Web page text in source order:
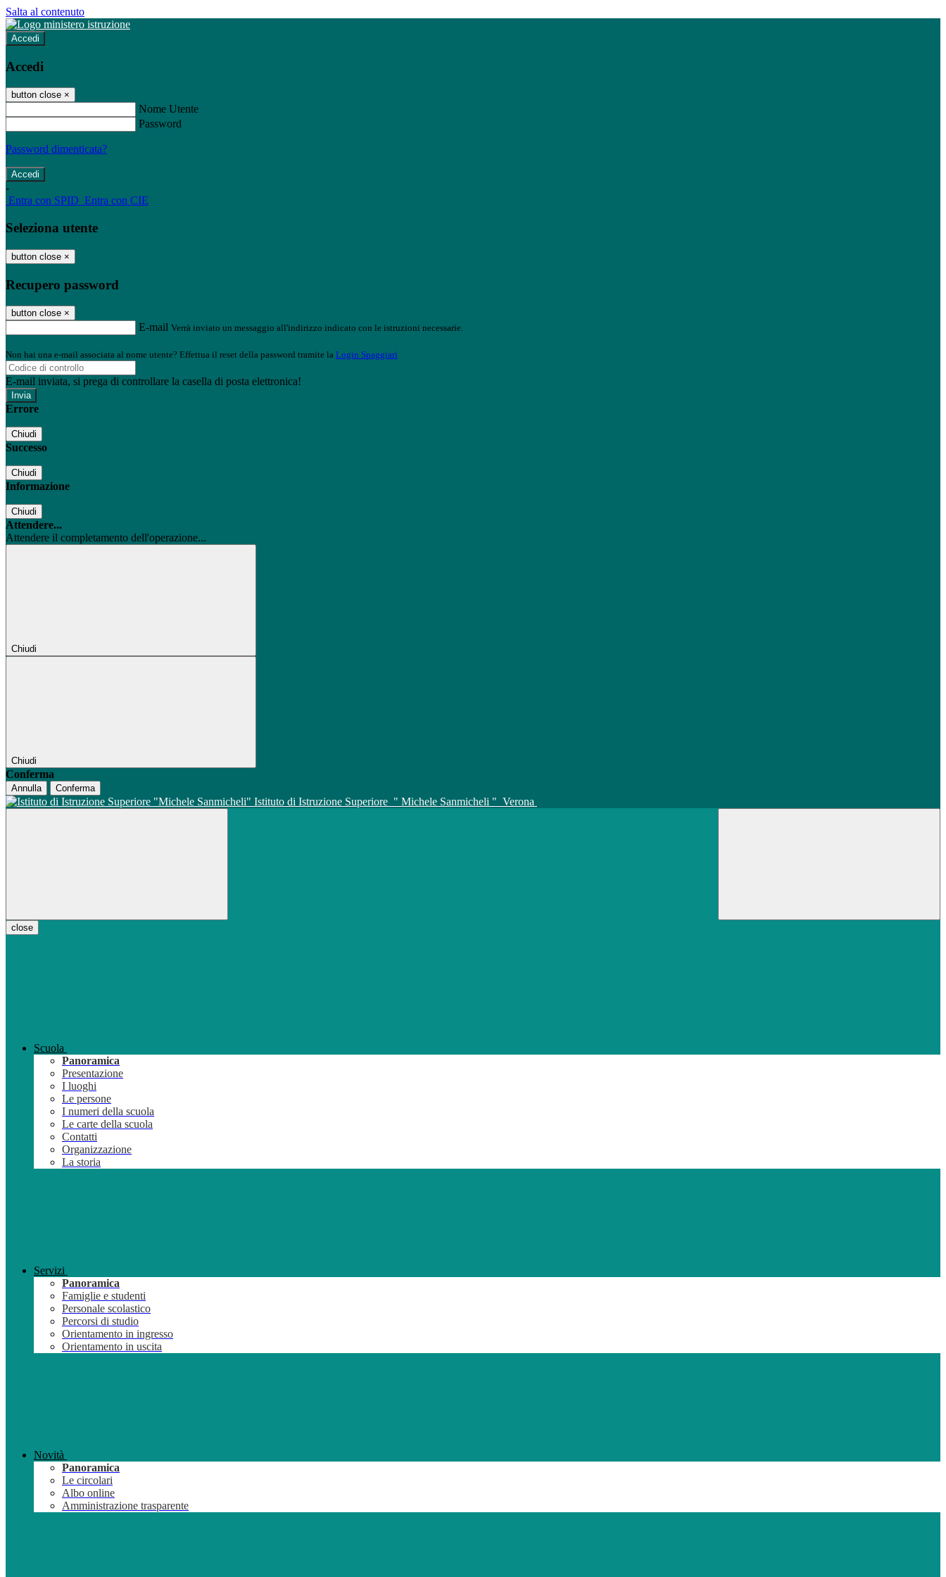
Salta al contenuto
Accedi
Accedi
button close ×
Nome Utente
Password
Password dimenticata?
-
Entra con SPID Entra con CIE
Seleziona utente
button close ×
Recupero password
button close ×
E-mail Verrà inviato un messaggio all'indirizzo indicato con le istruzioni necessarie.
Non hai una e-mail associata al nome utente? Effettua il reset della password tramite la Login Spaggiari
E-mail inviata, si prega di controllare la casella di posta elettronica!
Errore
Chiudi
Successo
Chiudi
Informazione
Chiudi
Attendere...
Attendere il completamento dell'operazione...
Chiudi
Chiudi
Conferma
Annulla Conferma
Istituto di Istruzione Superiore " Michele Sanmicheli " Verona
close
Scuola
Panoramica
Presentazione
I luoghi
Le persone
I numeri della scuola
Le carte della scuola
Contatti
Organizzazione
La storia
Servizi
Panoramica
Famiglie e studenti
Personale scolastico
Percorsi di studio
Orientamento in ingresso
Orientamento in uscita
Novità
Panoramica
Le circolari
Albo online
Amministrazione trasparente